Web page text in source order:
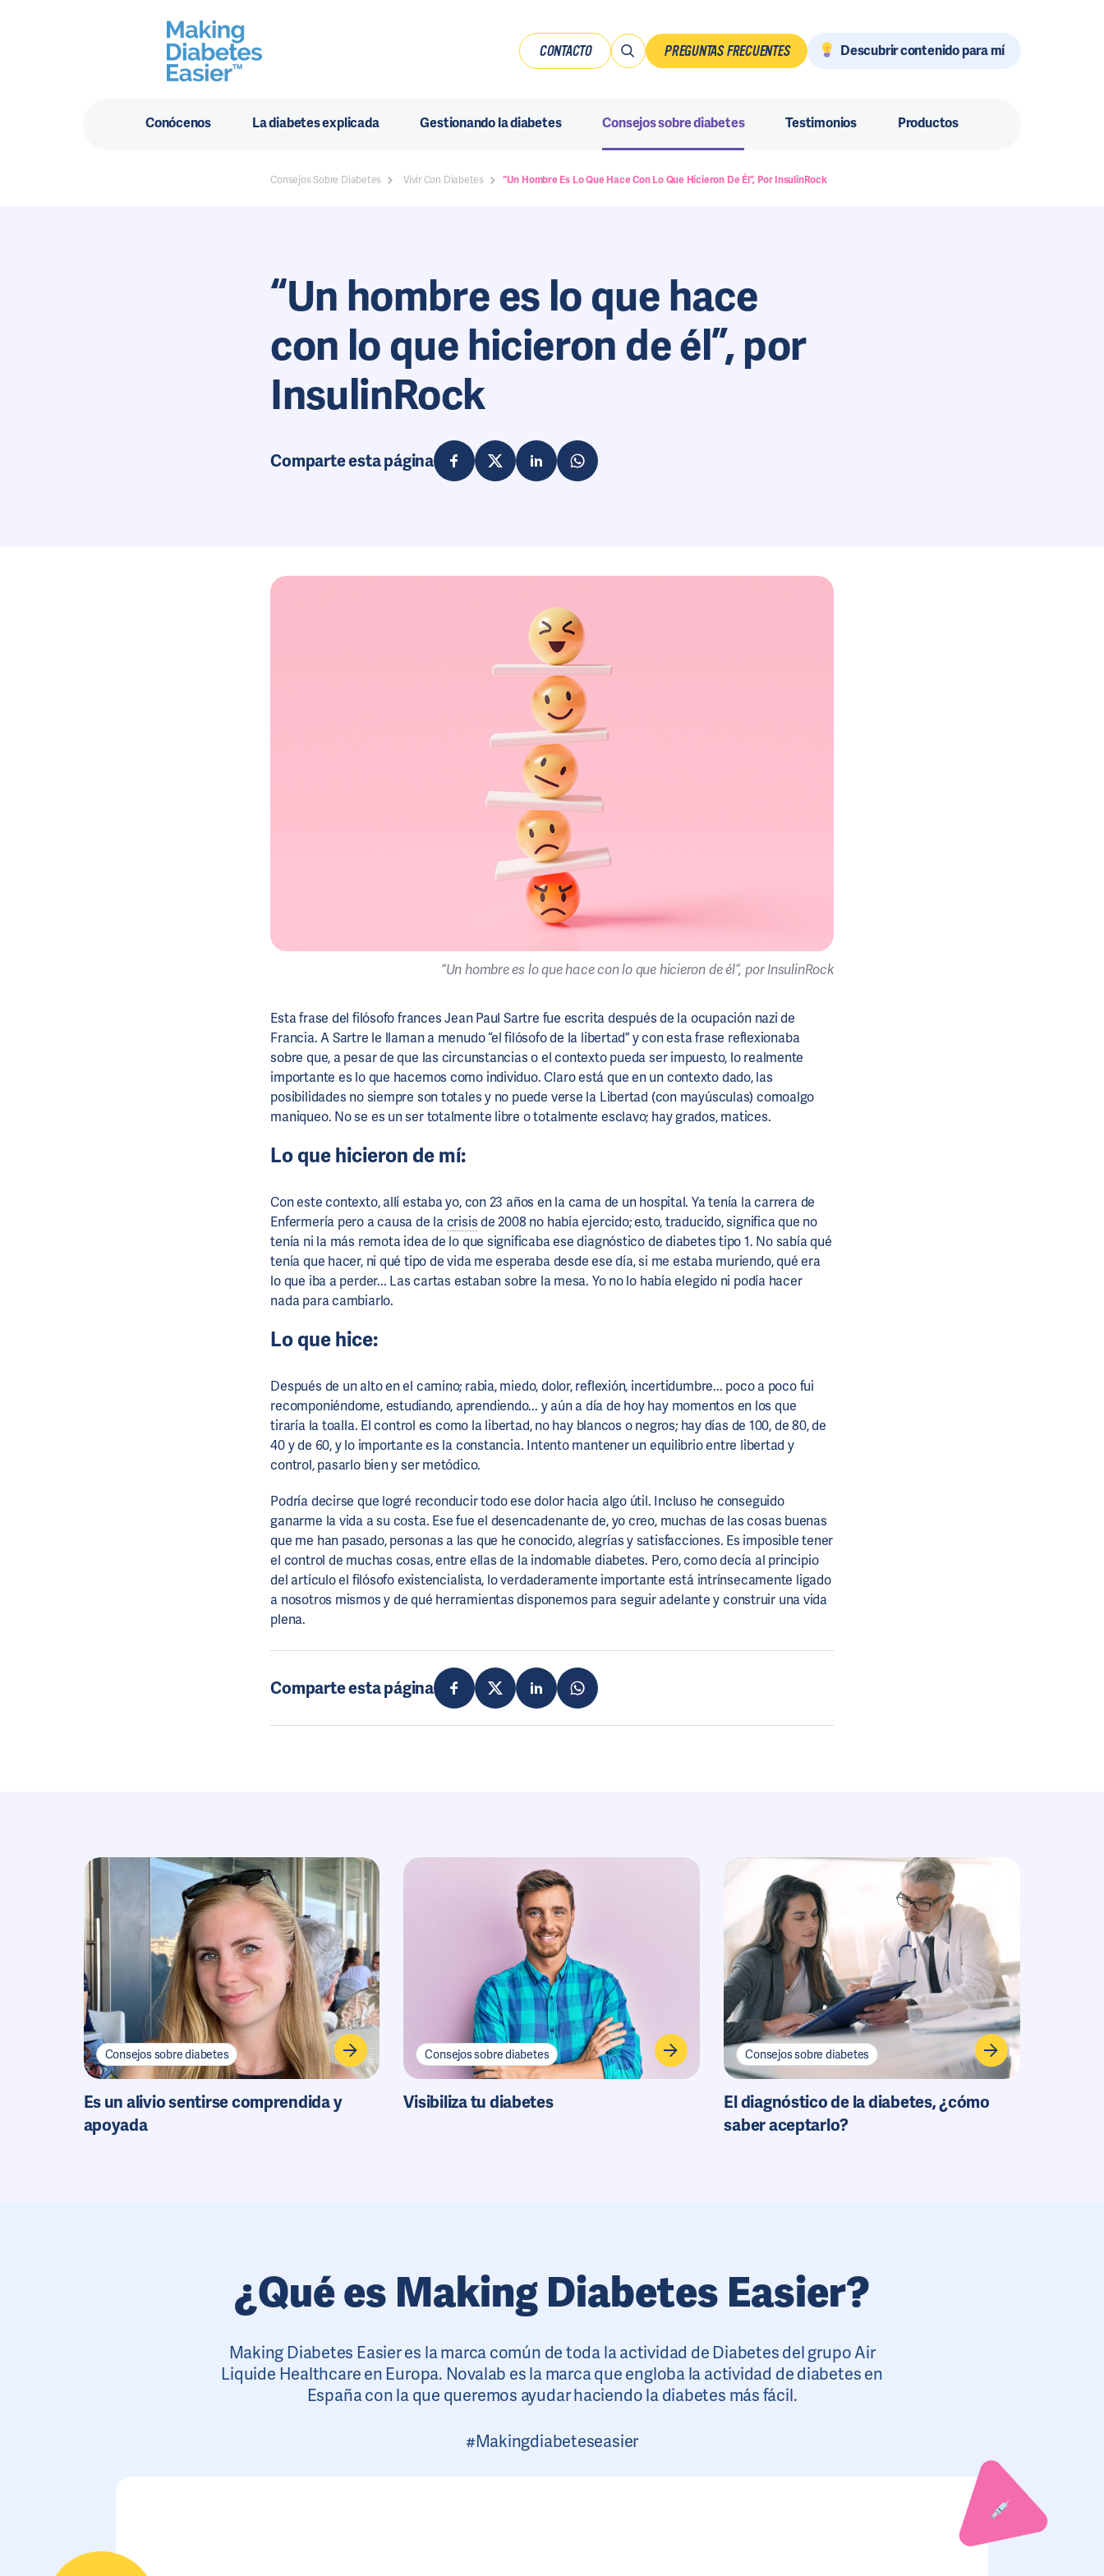
CONTACTO PREGUNTAS FRECUENTES Descubrir contenido para mí
Conócenos La diabetes explicada Gestionando la diabetes Consejos sobre diabetes Testimonios Productos
Consejos Sobre Diabetes Vivir Con Diabetes “Un Hombre Es Lo Que Hace Con Lo Que Hicieron De Él”, Por InsulinRock
“Un hombre es lo que hace
con lo que hicieron de él”, por
InsulinRock
Comparte esta página
“Un hombre es lo que hace con lo que hicieron de él”, por InsulinRock
Esta frase del filósofo frances Jean Paul Sartre fue escrita después de la ocupación nazi de
Francia. A Sartre le llaman a menudo “el filósofo de la libertad” y con esta frase reflexionaba
sobre que, a pesar de que las circunstancias o el contexto pueda ser impuesto, lo realmente
importante es lo que hacemos como individuo. Claro está que en un contexto dado, las
posibilidades no siempre son totales y no puede verse la Libertad (con mayúsculas) comoalgo
maniqueo. No se es un ser totalmente libre o totalmente esclavo; hay grados, matices.
Lo que hicieron de mí:
Con este contexto, allí estaba yo, con 23 años en la cama de un hospital. Ya tenía la carrera de
Enfermería pero a causa de lacrisisde 2008 no había ejercido; esto, traducido, significa que no
tenía ni la más remota idea de lo que significaba ese diagnóstico de diabetes tipo 1. No sabía qué
tenía que hacer, ni qué tipo de vida me esperaba desde ese día, si me estaba muriendo, qué era
lo que iba a perder... Las cartas estaban sobre la mesa. Yo no lo había elegido ni podía hacer
nada para cambiarlo.
Lo que hice:
Después de un alto en el camino; rabia, miedo, dolor, reflexión, incertidumbre... poco a poco fui
recomponiéndome, estudiando, aprendiendo... y aún a día de hoy hay momentos en los que
tiraría la toalla. El control es como la libertad, no hay blancos o negros; hay días de 100, de 80, de
40 y de 60, y lo importante es la constancia. Intento mantener un equilibrio entre libertad y
control, pasarlo bien y ser metódico.
Podría decirse que logré reconducir todo ese dolor hacia algo útil. Incluso he conseguido
ganarme la vida a su costa. Ese fue el desencadenante de, yo creo, muchas de las cosas buenas
que me han pasado, personas a las que he conocido, alegrías y satisfacciones. Es imposible tener
el control de muchas cosas, entre ellas de la indomable diabetes. Pero, como decía al principio
del artículo el filósofo existencialista, lo verdaderamente importante está intrínsecamente ligado
a nosotros mismos y de qué herramientas disponemos para seguir adelante y construir una vida
plena.
Comparte esta página
Consejos sobre diabetes
Es un alivio sentirse comprendida y
apoyada
Consejos sobre diabetes
Visibiliza tu diabetes
Consejos sobre diabetes
El diagnóstico de la diabetes, ¿cómo
saber aceptarlo?
¿Qué es Making Diabetes Easier?
Making Diabetes Easier es la marca común de toda la actividad de Diabetes del grupo Air
Liquide Healthcare en Europa. Novalab es la marca que engloba la actividad de diabetes en
España con la que queremos ayudar haciendo la diabetes más fácil.
#Makingdiabeteseasier